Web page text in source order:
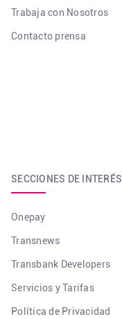
Trabaja con Nosotros
Contacto prensa
SECCIONES DE INTERÉS
Onepay
Transnews
Transbank Developers
Servicios y Tarifas
Política de Privacidad